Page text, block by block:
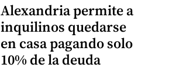
Alexandria permite a
inquilinos quedarse
en casa pagando solo
10% de la deuda